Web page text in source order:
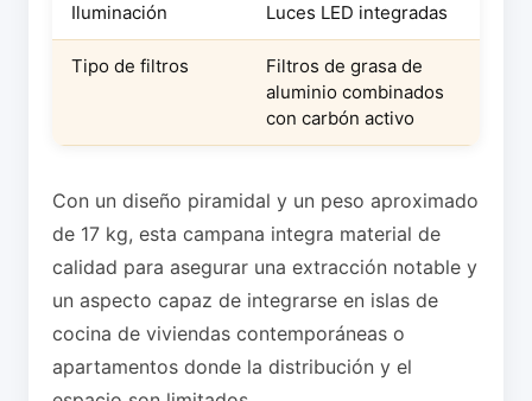
Iluminación Luces LED integradas
Tipo de filtros
Filtros de grasa de
aluminio combinados
con carbón activo
Con un diseño piramidal y un peso aproximado
de 17 kg, esta campana integra material de
calidad para asegurar una extracción notable y
un aspecto capaz de integrarse en islas de
cocina de viviendas contemporáneas o
apartamentos donde la distribución y el